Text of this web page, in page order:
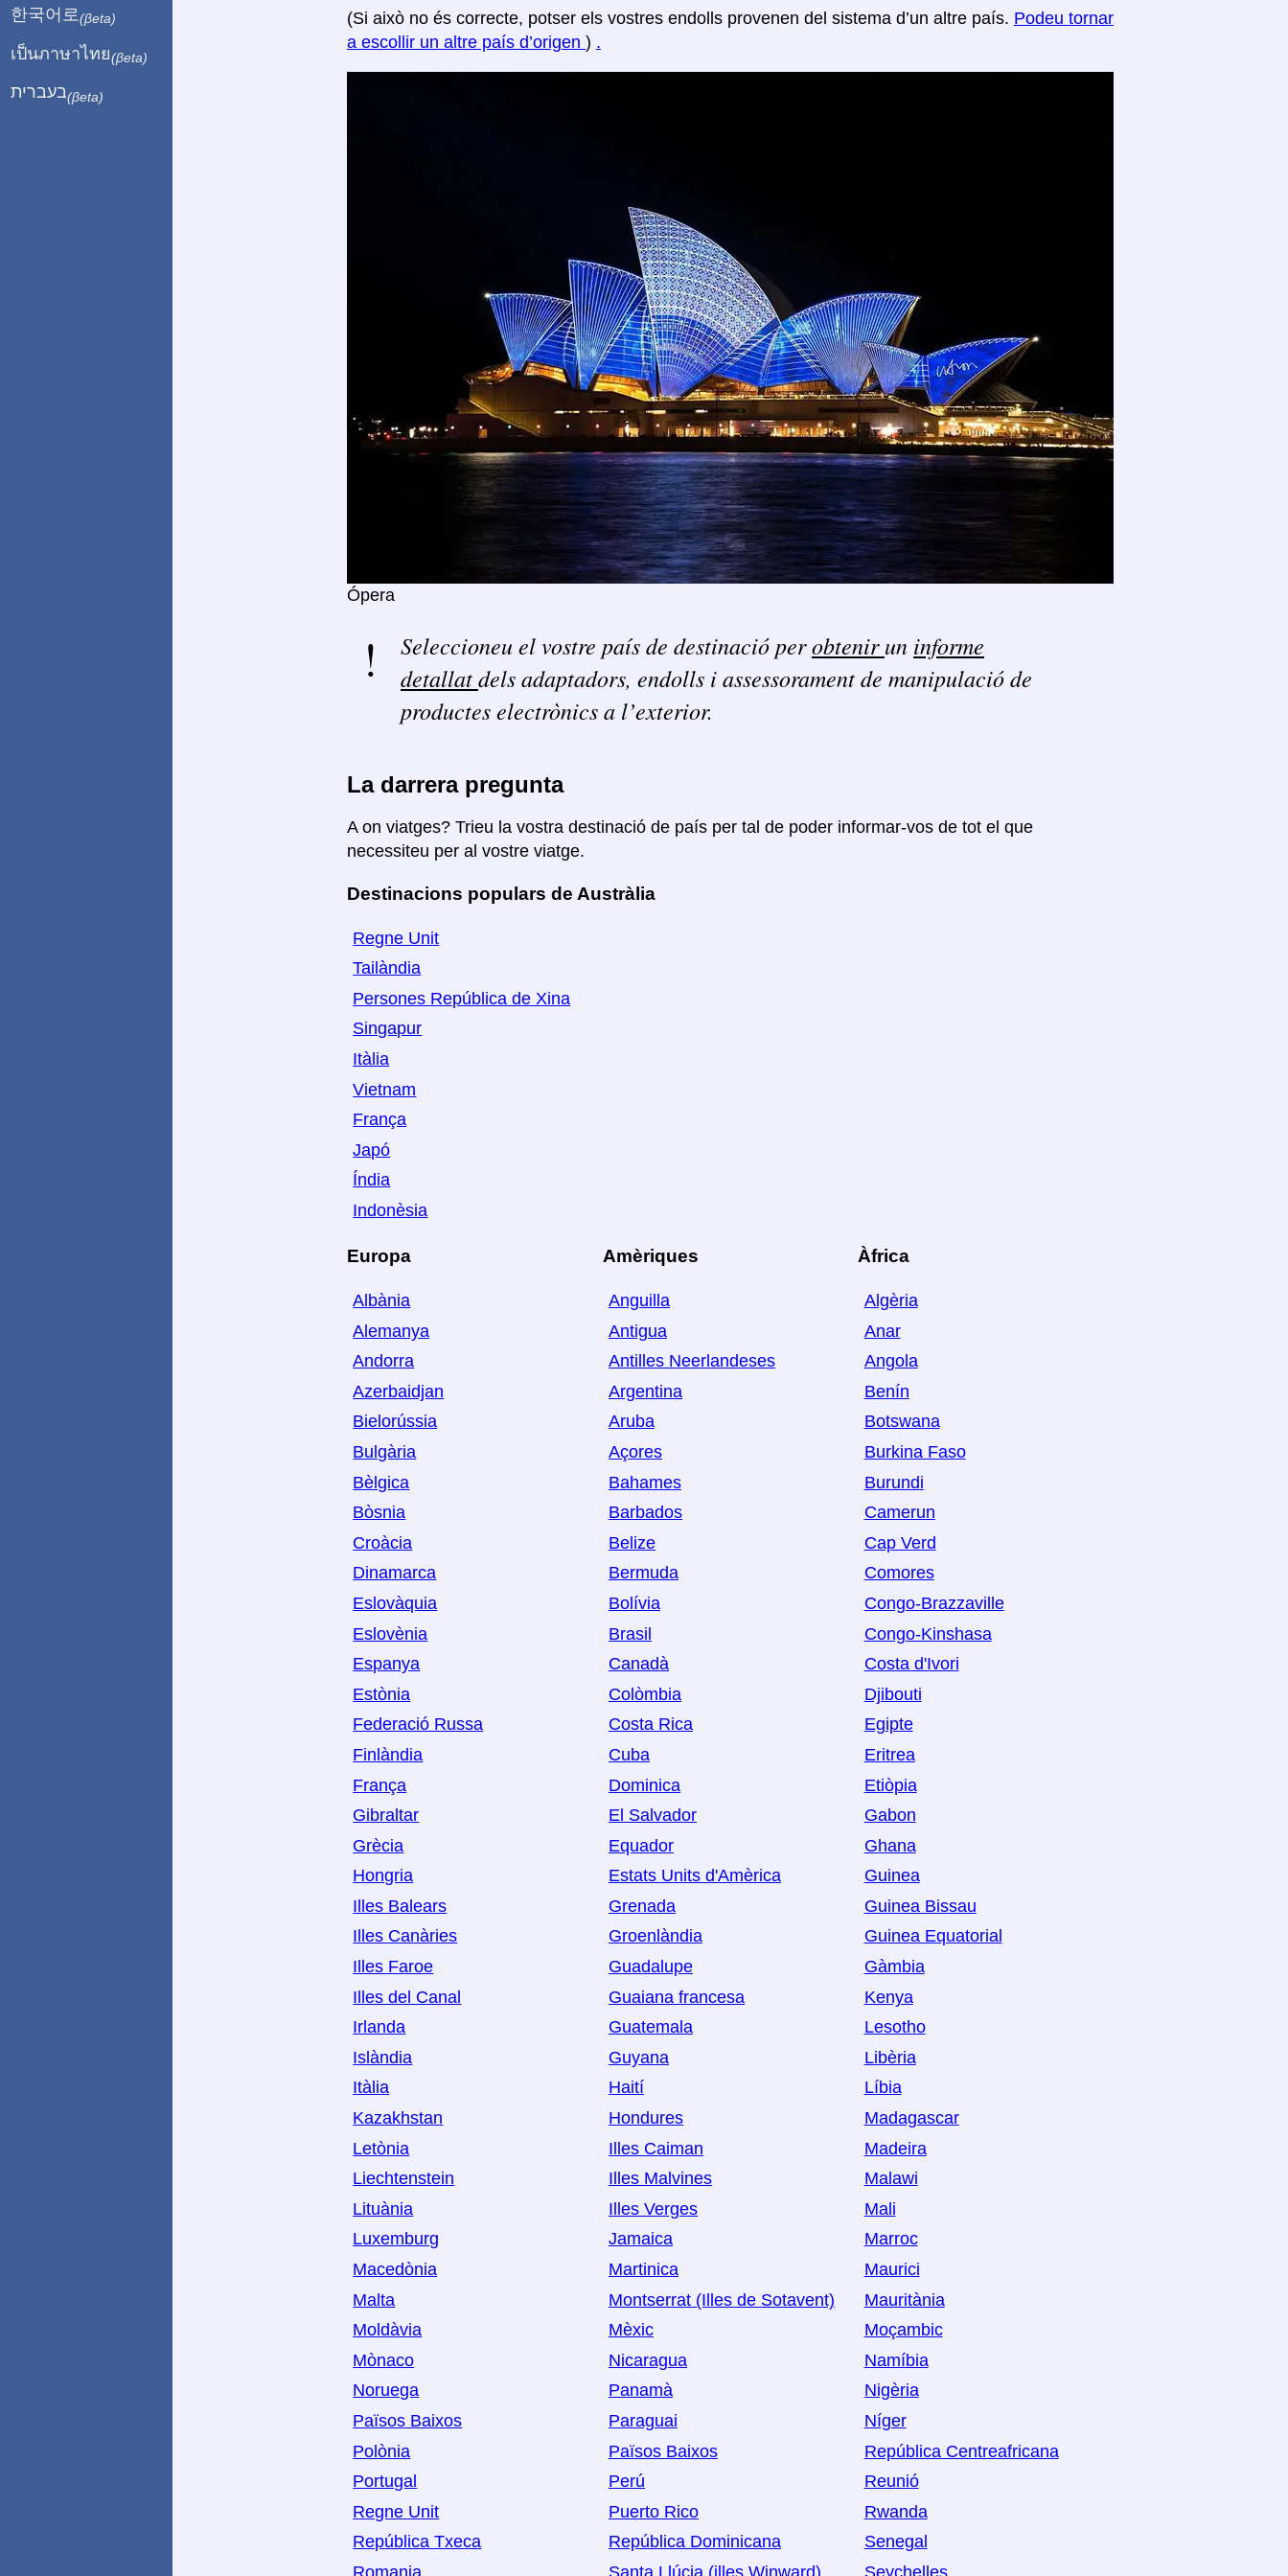
(Si això no és correcte, potser els vostres endolls provenen del sistema d’un altre país. Podeu tornar
a escollir un altre país d’origen ) .
Ópera
Seleccioneu el vostre país de destinació perobtenirun informe
detallatdels adaptadors, endolls i assessorament de manipulació de
productes electrònics a l’exterior.
La darrera pregunta
A on viatges? Trieu la vostra destinació de país per tal de poder informar-vos de tot el que
necessiteu per al vostre viatge.
Destinacions populars de Austràlia
Regne Unit
Tailàndia
Persones República de Xina
Singapur
Itàlia
Vietnam
França
Japó
Índia
Indonèsia
Europa
Albània
Alemanya
Andorra
Azerbaidjan
Bielorússia
Bulgària
Bèlgica
Bòsnia
Croàcia
Dinamarca
Eslovàquia
Eslovènia
Espanya
Estònia
Federació Russa
Finlàndia
França
Gibraltar
Grècia
Hongria
Illes Balears
Illes Canàries
Illes Faroe
Illes del Canal
Irlanda
Islàndia
Itàlia
Kazakhstan
Letònia
Liechtenstein
Lituània
Luxemburg
Macedònia
Malta
Moldàvia
Mònaco
Noruega
Països Baixos
Polònia
Portugal
Regne Unit
República Txeca
Amèriques
Anguilla
Antigua
Antilles Neerlandeses
Argentina
Aruba
Açores
Bahames
Barbados
Belize
Bermuda
Bolívia
Brasil
Canadà
Colòmbia
Costa Rica
Cuba
Dominica
El Salvador
Equador
Estats Units d'Amèrica
Grenada
Groenlàndia
Guadalupe
Guaiana francesa
Guatemala
Guyana
Haití
Hondures
Illes Caiman
Illes Malvines
Illes Verges
Jamaica
Martinica
Montserrat (Illes de Sotavent)
Mèxic
Nicaragua
Panamà
Paraguai
Països Baixos
Perú
Puerto Rico
República Dominicana
Àfrica
Algèria
Anar
Angola
Benín
Botswana
Burkina Faso
Burundi
Camerun
Cap Verd
Comores
Congo-Brazzaville
Congo-Kinshasa
Costa d'Ivori
Djibouti
Egipte
Eritrea
Etiòpia
Gabon
Ghana
Guinea
Guinea Bissau
Guinea Equatorial
Gàmbia
Kenya
Lesotho
Libèria
Líbia
Madagascar
Madeira
Malawi
Mali
Marroc
Maurici
Mauritània
Moçambic
Namíbia
Nigèria
Níger
República Centreafricana
Reunió
Rwanda
Senegal
한국어로 (βeta)
เป็นภาษาไทย(βeta)
בעברית(βeta)